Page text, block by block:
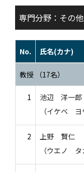
専門分野：その他
No. 氏名(カナ)
教授 （17名）
1
池辺 洋一郎
（イケベ ヨ
2
上野 賢仁
（ウエノ タ